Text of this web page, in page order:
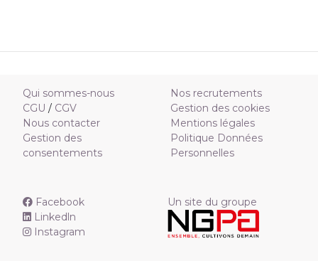
Qui sommes-nous
CGU / CGV
Nous contacter
Gestion des
consentements
Nos recrutements
Gestion des cookies
Mentions légales
Politique Données
Personnelles
Facebook
Linkedln
Instagram
Un site du groupe